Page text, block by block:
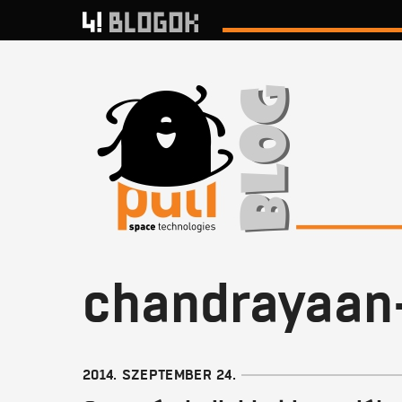
2014. SZEPTEMBER 24.